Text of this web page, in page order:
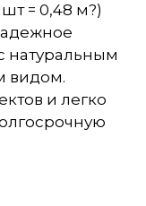
= 0,48 м?)
натуральным
видом.
и легко